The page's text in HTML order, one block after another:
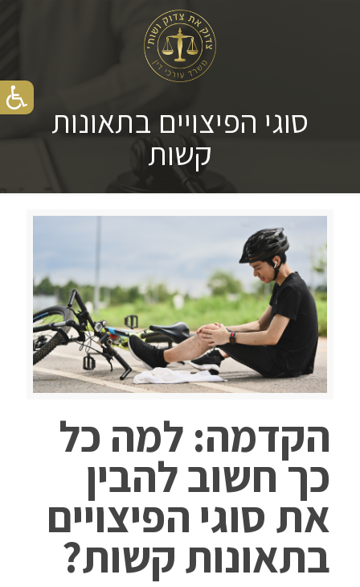
סוגי הפיצויים בתאונות
קשות
הקדמה: למה כל
כך חשוב להבין
את סוגי הפיצויים
בתאונות קשות?